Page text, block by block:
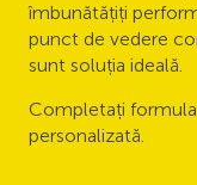
îmbunătățiți
punct de vedere
sunt soluția ideală.
Completați
personalizată.